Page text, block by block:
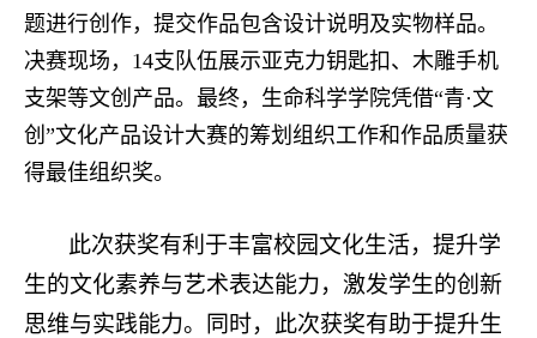
题进行创作，提交作品包含设计说明及实物样品。
决赛现场，14支队伍展示亚克力钥匙扣、木雕手机
支架等文创产品。最终，生命科学学院凭借“青·文
创”文化产品设计大赛的筹划组织工作和作品质量获
得最佳组织奖。
此次获奖有利于丰富校园文化生活，提升学
生的文化素养与艺术表达能力，激发学生的创新
思维与实践能力。同时，此次获奖有助于提升生